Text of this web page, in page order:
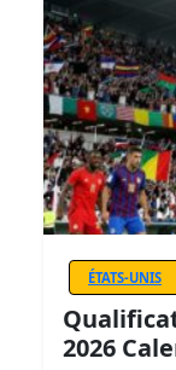
ÉTATS-UNIS
2026